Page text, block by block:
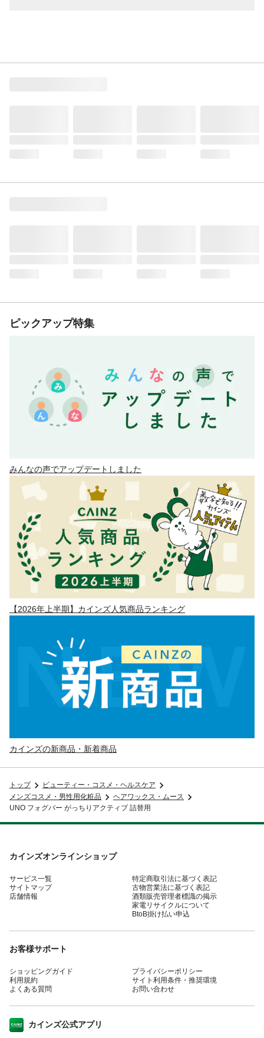
ピックアップ特集
みんなの声でアップデートしました
【2026年上半期】カインズ人気商品ランキング
カインズの新商品・新着商品
トップ
ビューティー・コスメ・ヘルスケア
メンズコスメ・男性用化粧品
ヘアワックス・ムース
UNO フォグバー がっちりアクティブ 詰替用
カインズオンラインショップ
サービス一覧
サイトマップ
店舗情報
特定商取引法に基づく表記
古物営業法に基づく表記
酒類販売管理者標識の掲示
家電リサイクルについて
BtoB掛け払い申込
お客様サポート
ショッピングガイド
利用規約
よくある質問
プライバシーポリシー
サイト利用条件・推奨環境
お問い合わせ
カインズ公式アプリ